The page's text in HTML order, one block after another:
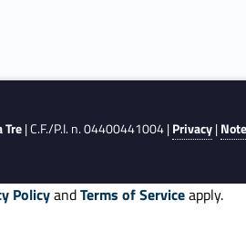
| C.F./P.I. n. 04400441004 |Privacy|
PolicyandTerms of Serviceapply.